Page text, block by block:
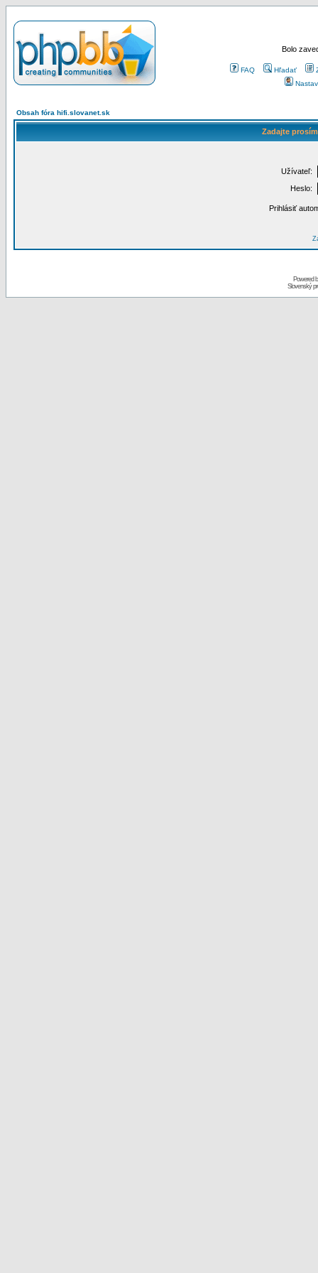
Bolo
FAQ Hľadať
Obsah fóra hifi.slovanet.sk
Zadajte
Užívateľ:
Heslo:
Prihlásiť
Powered
Slovenský